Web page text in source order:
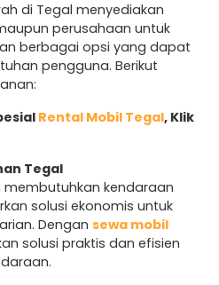
di Tegal menyediakan
perusahaan untuk
berbagai opsi yang dapat
pengguna. Berikut
Rental Mobil Tegal, Klik
Tegal
kendaraan
solusi ekonomis untuk
Dengan sewa mobil
solusi praktis dan efisien